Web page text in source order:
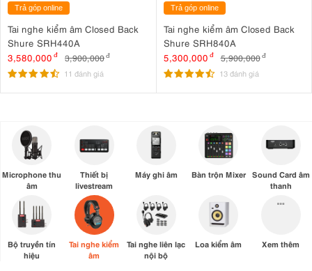
Trả góp online
Tai nghe kiểm âm Closed Back
Shure SRH440A
3,580,000 đ 3,900,000đ
11 đánh giá
Trả góp online
Tai nghe kiểm âm Closed Back
Shure SRH840A
5,300,000 đ 5,900,000 đ
13 đánh giá
Microphone thu
âm
Thiết bị
livestream
Máy ghi âm Bàn trộn Mixer
Sound Card âm
thanh
Bộ truyền tín
hiệu
Tai nghe kiểm
âm
Tai nghe liên lạc
nội bộ
Loa kiểm âm Xem thêm